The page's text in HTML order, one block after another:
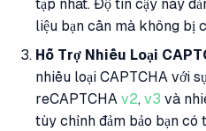
tạp nhất. Độ tin cậy này
liệu bạn cần mà không bị
Hỗ Trợ Nhiều Loại
nhiều loại CAPTCHA với
reCAPTCHA v2, v3 và
tùy chỉnh đảm bảo bạn có